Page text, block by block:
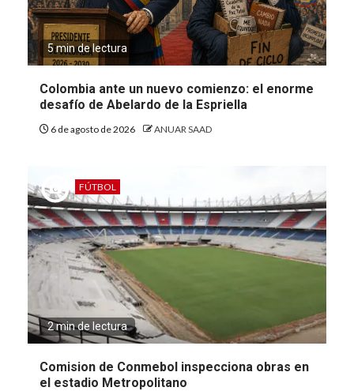
5 min de lectura
Colombia ante un nuevo comienzo: el enorme
desafío de Abelardo de la Espriella
6 de agosto de 2026 ANUAR SAAD
FÚTBOL
2 min de lectura
Comision de Conmebol inspecciona obras en
el estadio Metropolitano